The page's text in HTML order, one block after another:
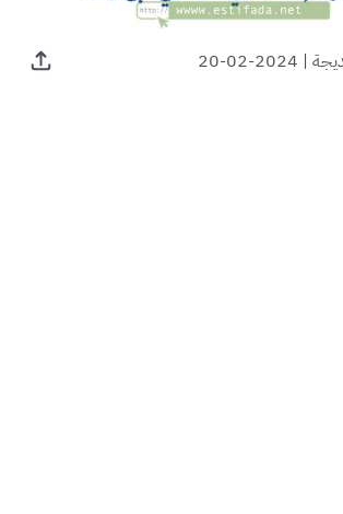
|
2024-02-20